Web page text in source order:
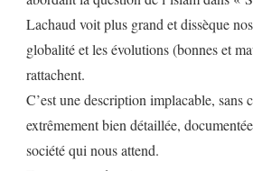
Lachaud voit plus grand et dissèque
globalité et les évolutions (bonnes et
rattachent.
C’est une description implacable, sans
extrêmement bien détaillée,
société qui nous attend.